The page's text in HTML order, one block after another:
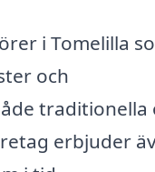
i Tomelilla
och
traditionella
erbjuder